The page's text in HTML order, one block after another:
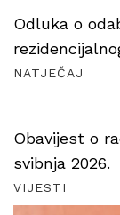
Odluka o
NATJEČAJ
Obavijest o
svibnja 2026.
VIJESTI